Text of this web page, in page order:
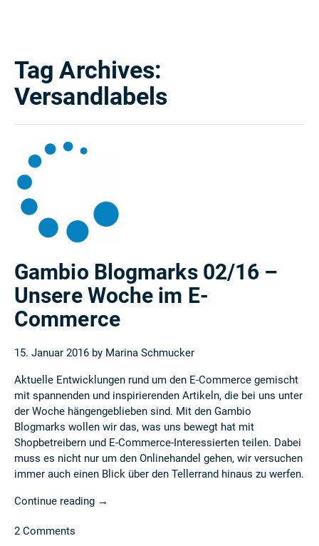
Tag Archives:
Versandlabels
Gambio Blogmarks 02/16 –
Unsere Woche im E-
Commerce
15. Januar 2016 by Marina Schmucker
Aktuelle Entwicklungen rund um den E-Commerce gemischt
mit spannenden und inspirierenden Artikeln, die bei uns unter
der Woche hängengeblieben sind. Mit den Gambio
Blogmarks wollen wir das, was uns bewegt hat mit
Shopbetreibern und E-Commerce-Interessierten teilen. Dabei
muss es nicht nur um den Onlinehandel gehen, wir versuchen
immer auch einen Blick über den Tellerrand hinaus zu werfen.
Continue reading →
2 Comments